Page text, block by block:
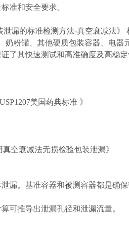
准和安全要求。
漏的标准检测方法-真空衰减法》
粉罐、其他硬质包装容器、电器
了其快速测试和高准确度及高稳
美国药典标准 》
空衰减法无损检验包装泄漏》
漏。基准容器和被测容器都是确
可推导出泄漏孔径和泄漏流量。